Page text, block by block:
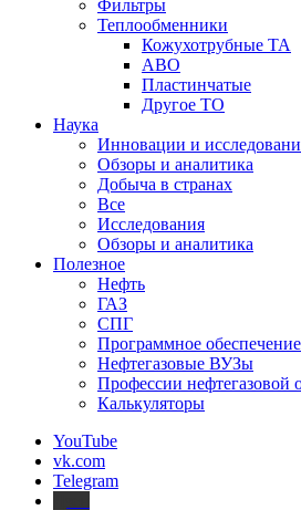
Фильтры
Теплообменники
Кожухотрубные ТА
АВО
Пластинчатые
Другое ТО
Наука
Инновации и
Обзоры и аналитика
Добыча в странах
Все
Исследования
Обзоры и аналитика
Полезное
Нефть
ГАЗ
СПГ
Программное обеспечение
Нефтегазовые ВУЗы
Профессии нефтегазовой
Калькуляторы
YouTube
vk.com
Telegram